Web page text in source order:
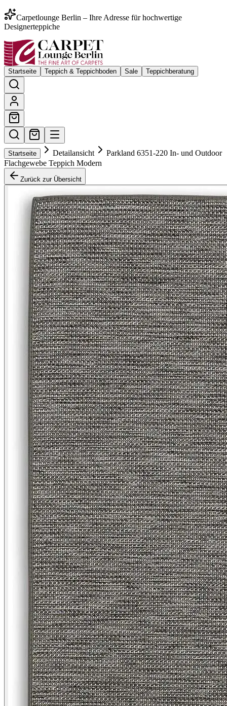
Carpetlounge Berlin – Ihre Adresse für hochwertige
Designerteppiche
Startseite Teppich & Teppichboden Sale Teppichberatung
Startseite Detailansicht
Parkland 6351-220 In- und Outdoor
Flachgewebe Teppich Modern
Zurück zur Übersicht